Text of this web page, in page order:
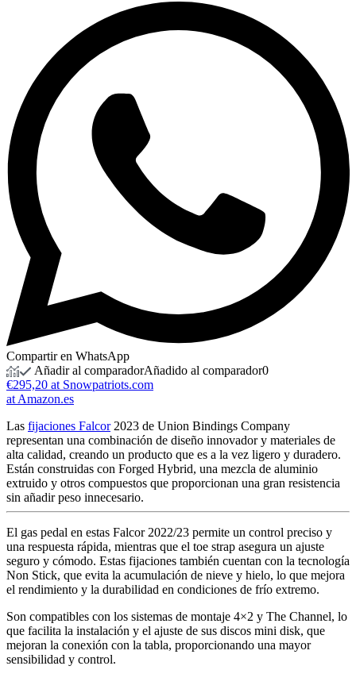
Compartir en WhatsApp
Añadir al comparadorAñadido al comparador0
€295,20 at Snowpatriots.com
at Amazon.es
Las fijaciones Falcor2023 de Union Bindings Company
representan una combinación de diseño innovador y materiales de
alta calidad, creando un producto que es a la vez ligero y duradero.
Están construidas con Forged Hybrid, una mezcla de aluminio
extruido y otros compuestos que proporcionan una gran resistencia
sin añadir peso innecesario.
El gas pedal en estas Falcor 2022/23 permite un control preciso y
una respuesta rápida, mientras que el toe strap asegura un ajuste
seguro y cómodo. Estas fijaciones también cuentan con la tecnología
Non Stick, que evita la acumulación de nieve y hielo, lo que mejora
el rendimiento y la durabilidad en condiciones de frío extremo.
Son compatibles con los sistemas de montaje 4×2 y The Channel, lo
que facilita la instalación y el ajuste de sus discos mini disk, que
mejoran la conexión con la tabla, proporcionando una mayor
sensibilidad y control.